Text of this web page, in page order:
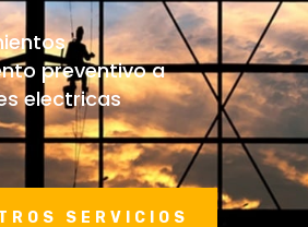
preventivo a
electricas
SERVICIOS